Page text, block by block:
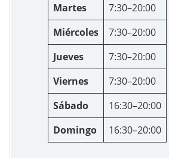
Martes
7:30–20:00
Miércoles
7:30–20:00
Jueves
7:30–20:00
Viernes
7:30–20:00
Sábado
16:30–20:00
Domingo
16:30–20:00